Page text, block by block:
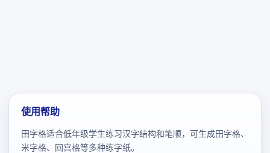
使用帮助
田字格适合低年级学生练习汉字结构和笔顺，可生成田字格、
米字格、回宫格等多种练字纸。